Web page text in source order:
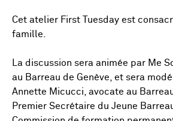
Cet atelier First Tuesday est
famille.
La discussion sera animée par Me
au Barreau de Genève, et sera
Annette Micucci, avocate au
Premier Secrétaire du Jeune